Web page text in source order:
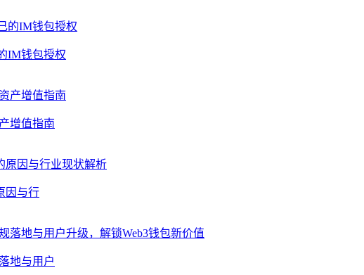
IM钱包授权
增值指南
因与行
地与用户